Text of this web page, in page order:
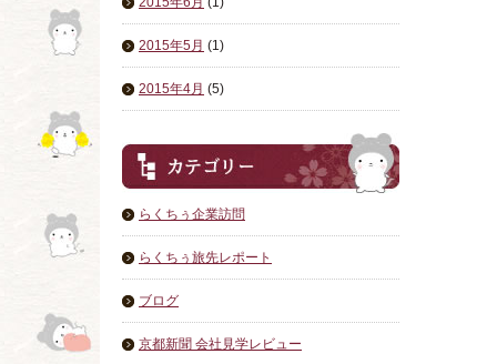
2015年5月 (1)
2015年4月 (5)
らくちぅ企業訪問
らくちぅ旅先レポート
ブログ
京都新聞 会社見学レビュー